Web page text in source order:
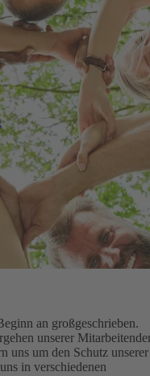
an großgeschrieben.
unserer
uns um den Schutz unserer
in verschiedenen